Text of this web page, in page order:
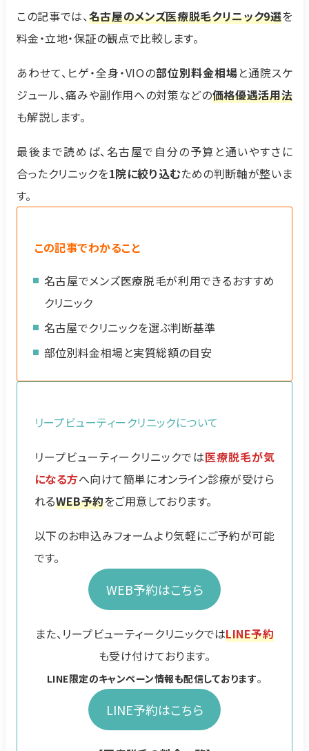
この記事では、名古屋のメンズ医療脱毛クリニック9選を
料金・立地・保証の観点で比較します。
あわせて、ヒゲ・全身・VIOの部位別料金相場と通院スケ
ジュール、痛みや副作用への対策などの価格優遇活用法
も解説します。
最後まで読めば、名古屋で自分の予算と通いやすさに
合ったクリニックを1院に絞り込むための判断軸が整いま
す。
この記事でわかること
名古屋でメンズ医療脱毛が利用できるおすすめ
クリニック
名古屋でクリニックを選ぶ判断基準
部位別料金相場と実質総額の目安
リープビューティークリニックについて
リープビューティークリニックでは医療脱毛が気
になる方へ向けて簡単にオンライン診療が受けら
れるWEB予約をご用意しております。
以下のお申込みフォームより気軽にご予約が可能
です。
WEB予約はこちら
また、リープビューティークリニックではLINE予約
も受け付けております。
LINE限定のキャンペーン情報も配信しております。
LINE予約はこちら